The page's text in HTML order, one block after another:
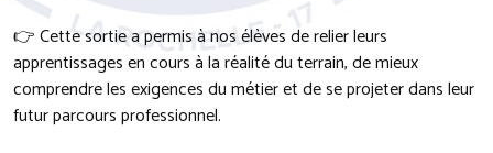
👉 Cette sortie a permis à nos élèves de relier leurs
apprentissages en cours à la réalité du terrain, de mieux
comprendre les exigences du métier et de se projeter dans leur
futur parcours professionnel.